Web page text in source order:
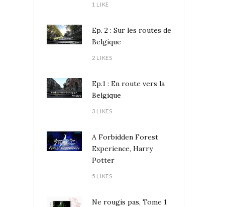
1 LIKE
Ep. 2 : Sur les routes de
Belgique
2 LIKES
Ep.1 : En route vers la
Belgique
3 LIKES
A Forbidden Forest
Experience, Harry
Potter
5 LIKES
Ne rougis pas, Tome 1